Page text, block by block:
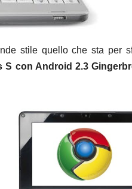
stile quello che sta per
S con Android 2.3